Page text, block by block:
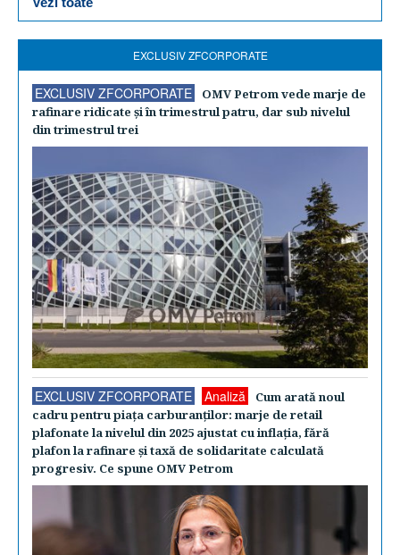
EXCLUSIV ZFCORPORATE
EXCLUSIV ZFCORPORATE
OMV Petrom vede marje de
rafinare ridicate şi în trimestrul patru, dar sub nivelul
din trimestrul trei
EXCLUSIV ZFCORPORATE Analiză
Cum arată noul
cadru pentru piaţa carburanţilor: marje de retail
plafonate la nivelul din 2025 ajustat cu inflaţia, fără
plafon la rafinare şi taxă de solidaritate calculată
progresiv. Ce spune OMV Petrom